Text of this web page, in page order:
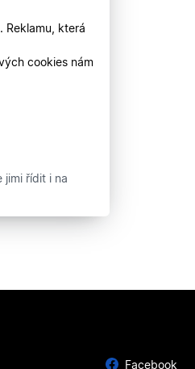
Facebook
Reklamu, která
cookies nám
jimi řídit i na